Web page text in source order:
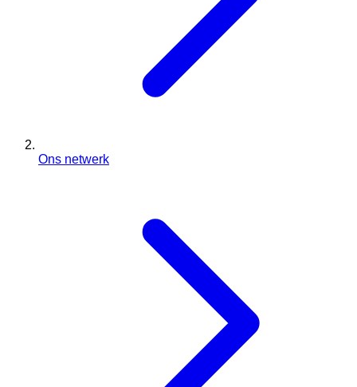
Ons netwerk